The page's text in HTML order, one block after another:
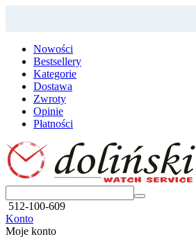
Nowości
Bestsellery
Kategorie
Dostawa
Zwroty
Opinie
Płatności
512-100-609
Konto
Moje konto